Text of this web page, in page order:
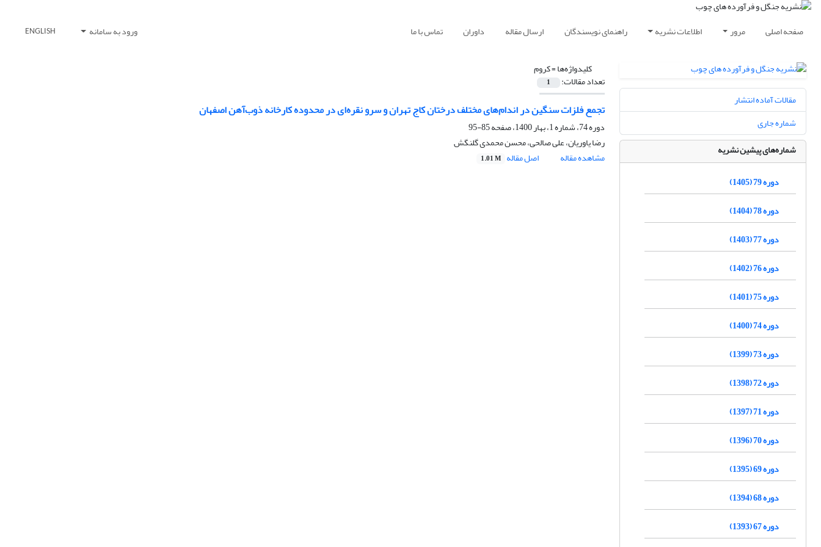
صفحه اصلی مرور اطلاعات نشریه راهنمای نویسندگان ارسال مقاله داوران تماس با ما ورود به سامانه ENGLISH
کلیدواژه‌ها =کروم
تعداد مقالات: 1
تجمع فلزات سنگین در اندام‌های مختلف درختان کاج تهران و سرو نقره‌ای در محدوده کارخانه ذوب‌آهن اصفهان
دوره 74، شماره 1، بهار 1400، صفحه
85-95
رضا یاوریان، علی صالحی، محسن محمدی گلنگش
مشاهده مقاله
اصل مقاله 1.01 M
مقالات آماده انتشار
شماره جاری
شماره‌های پیشین نشریه
دوره 79 (1405)
دوره 78 (1404)
دوره 77 (1403)
دوره 76 (1402)
دوره 75 (1401)
دوره 74 (1400)
دوره 73 (1399)
دوره 72 (1398)
دوره 71 (1397)
دوره 70 (1396)
دوره 69 (1395)
دوره 68 (1394)
دوره 67 (1393)